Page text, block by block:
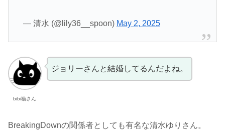
— 清水 (@lily36__spoon) May 2, 2025
bibi猫さん
ジョリーさんと結婚してるんだよね。
BreakingDownの関係者としても有名な清水ゆりさん。